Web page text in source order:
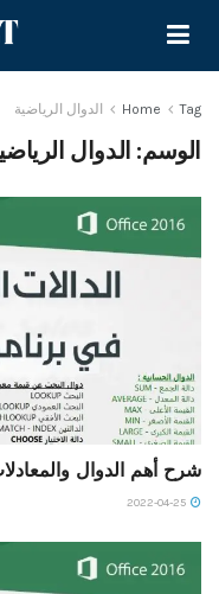
Home Tag الدوال الرياضية
الوسم: الدوال
شرح أهم الدوال